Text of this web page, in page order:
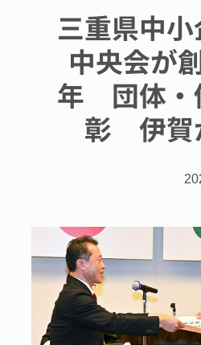
三重県中
中央会が
年 団体・
彰 伊賀